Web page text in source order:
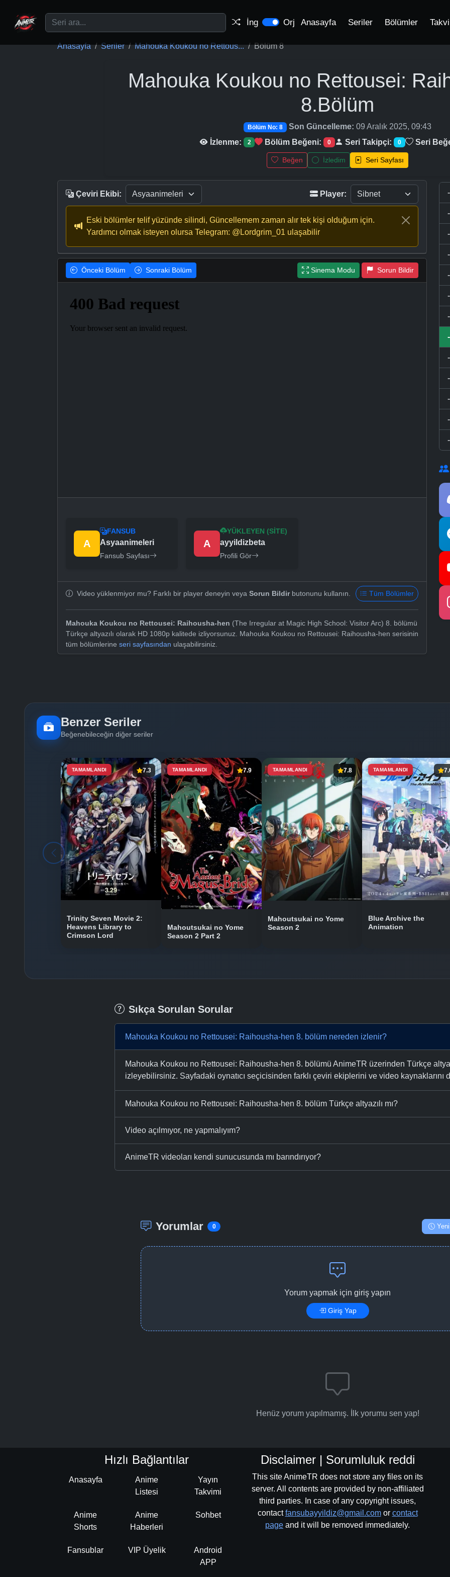
İng Orj Anasayfa Seriler Bölümler
Anasayfa Seriler Mahouka Koukou no Rettous... Bölüm 8
Mahouka Koukou no Rettousei:
8.Bölüm
Bölüm No: 8 Son Güncelleme: 09 Aralık 2025, 09:43
İzlenme:
2 Bölüm Beğeni: 0 Seri Takipçi: 0 Seri
Beğen İzledim Seri Sayfası
Çeviri Ekibi: Player:
Eski bölümler telif yüzünde silindi, Güncellemem zaman alır tek kişi olduğum için.
Yardımcı olmak isteyen olursa Telegram: @Lordgrim_01 ulaşabilir
Önceki Bölüm Sonraki Bölüm Sinema Modu Sorun Bildir
A
FANSUB
Asyaanimeleri
Fansub Sayfası
A
YÜKLEYEN (SITE)
ayyildizbeta
Profili Gör
Video yüklenmiyor mu? Farklı bir player deneyin veya Sorun Bildirbutonunu kullanın. Tüm Bölümler
Mahouka Koukou no Rettousei: Raihousha-hen (The Irregular at Magic High School: Visitor Arc) 8. bölümü
Türkçe altyazılı olarak HD 1080p kalitede izliyorsunuz. Mahouka Koukou no Rettousei: Raihousha-hen serisinin
tüm bölümlerine seri sayfasından ulaşabilirsiniz.
Benzer Seriler
Beğenebileceğin diğer seriler
TAMAMLANDI 7.3
Trinity Seven Movie 2:
Heavens Library to
Crimson Lord
TAMAMLANDI 7.9
Mahoutsukai no Yome
Season 2 Part 2
TAMAMLANDI 7.8
Mahoutsukai no Yome
Season 2
TAMAMLANDI
Blue Archive the
Animation
Sıkça Sorulan Sorular
Mahouka Koukou no Rettousei: Raihousha-hen 8. bölüm nereden izlenir?
Mahouka Koukou no Rettousei: Raihousha-hen 8. bölümü AnimeTR üzerinden Türkçe
izleyebilirsiniz. Sayfadaki oynatıcı seçicisinden farklı çeviri ekiplerini ve video kaynaklarını
Mahouka Koukou no Rettousei: Raihousha-hen 8. bölüm Türkçe altyazılı mı?
Video açılmıyor, ne yapmalıyım?
AnimeTR videoları kendi sunucusunda mı barındırıyor?
Yorumlar 0 Yeni
Yorum yapmak için giriş yapın
Giriş Yap
Henüz yorum yapılmamış. İlk yorumu sen yap!
Hızlı Bağlantılar
Anasayfa
Anime
Listesi
Yayın
Takvimi
Anime
Shorts
Anime
Haberleri
Sohbet
Fansublar VIP Üyelik
Android
APP
Disclaimer | Sorumluluk reddi
This site AnimeTR does not store any files on its
server. All contents are provided by non-affiliated
third parties. In case of any copyright issues,
contactfansubayyildiz@gmail.comor contact
page and it will be removed immediately.